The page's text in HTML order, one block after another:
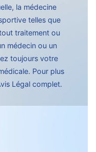
la médecine
telles que
traitement ou
médecin ou un
toujours votre
Pour plus
Légal complet.